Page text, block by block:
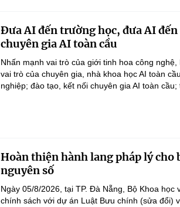
Đưa AI đến trường học, đưa AI
chuyên gia AI toàn cầu
Nhấn mạnh vai trò của giới tinh hoa công
vai trò của chuyên gia, nhà khoa học AI toàn
nghiệp; đào tạo, kết nối chuyên gia AI toàn
Hoàn thiện hành lang pháp lý
nguyên số
Ngày 05/8/2026, tại TP. Đà Nẵng, Bộ Khoa
chính sách với dự án Luật Bưu chính (sửa đổi)